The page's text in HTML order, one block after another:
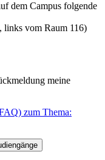
dem Campus folgende
links vom Raum 116)
meine
zum Thema: